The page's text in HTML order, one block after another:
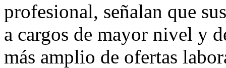
profesional, señalan que
a cargos de mayor nivel y
más amplio de ofertas